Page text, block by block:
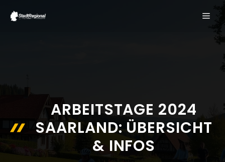
Inhalt
ARBEITSTAGE 2024
SAARLAND: ÜBERSICHT
& INFOS